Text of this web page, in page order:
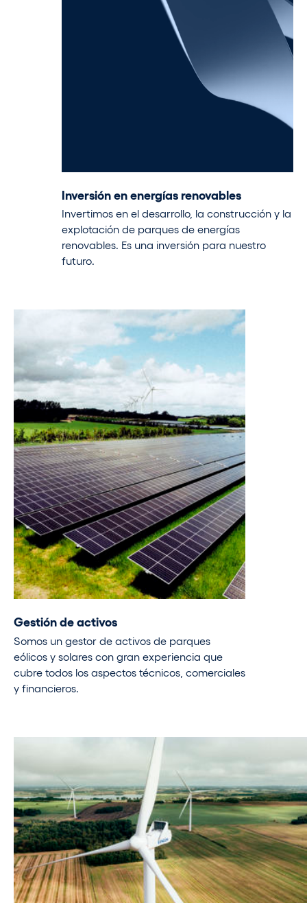
Inversión en energías renovables
Invertimos en el desarrollo, la construcción y la
explotación de parques de energías
renovables. Es una inversión para nuestro
futuro.
Gestión de activos
Somos un gestor de activos de parques
eólicos y solares con gran experiencia que
cubre todos los aspectos técnicos, comerciales
y financieros.